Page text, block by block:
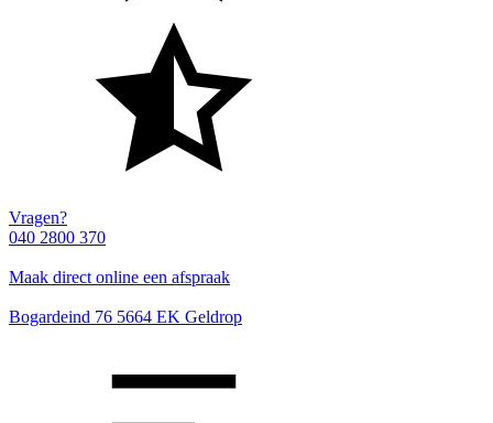
Vragen?
040 2800 370
Maak direct online een afspraak
Bogardeind 76 5664 EK Geldrop